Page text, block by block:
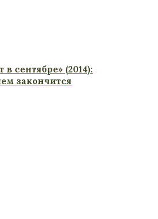
сентябре» (2014):
закончится